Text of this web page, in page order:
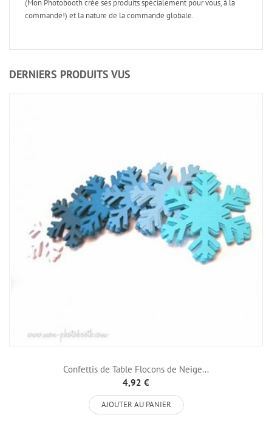
(Mon Photobooth crée ses produits spécialement pour vous, à la
commande!) et la nature de la commande globale.
DERNIERS PRODUITS VUS
Confettis de Table Flocons de Neige...
4,92 €
AJOUTER AU PANIER